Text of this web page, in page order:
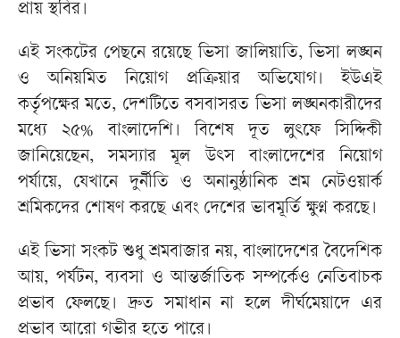
প্রায় স্থবির।
এই সংকটের পেছনে রয়েছে ভিসা জালিয়াতি, ভিসা লঙ্ঘন
ও অনিয়মিত নিয়োগ প্রক্রিয়ার অভিযোগ। ইউএই
কর্তৃপক্ষের মতে, দেশটিতে বসবাসরত ভিসা লঙ্ঘনকারীদের
মধ্যে ২৫% বাংলাদেশি। বিশেষ দূত লুৎফে সিদ্দিকী
জানিয়েছেন, সমস্যার মূল উৎস বাংলাদেশের নিয়োগ
পর্যায়ে, যেখানে দুর্নীতি ও অনানুষ্ঠানিক শ্রম নেটওয়ার্ক
শ্রমিকদের শোষণ করছে এবং দেশের ভাবমূর্তি ক্ষুণ্ন করছে।
এই ভিসা সংকট শুধু শ্রমবাজার নয়, বাংলাদেশের বৈদেশিক
আয়, পর্যটন, ব্যবসা ও আন্তর্জাতিক সম্পর্কেও নেতিবাচক
প্রভাব ফেলছে। দ্রুত সমাধান না হলে দীর্ঘমেয়াদে এর
প্রভাব আরো গভীর হতে পারে।